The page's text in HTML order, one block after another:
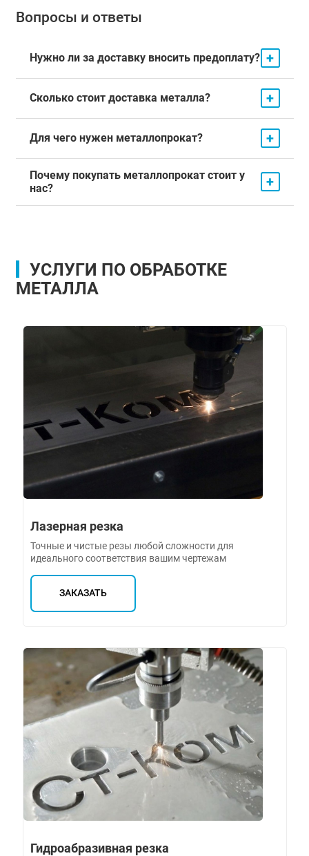
Вопросы и ответы
Нужно ли за доставку вносить предоплату? +
Сколько стоит доставка металла? +
Для чего нужен металлопрокат? +
Почему покупать металлопрокат стоит у
нас?
+
УСЛУГИ ПО ОБРАБОТКЕ
МЕТАЛЛА
Лазерная резка
Точные и чистые резы любой сложности для
идеального соответствия вашим чертежам
ЗАКАЗАТЬ
Гидроабразивная резка